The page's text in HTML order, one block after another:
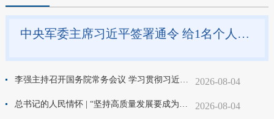
中央军委主席习近平签署通令 给1名个人记功
李强主持召开国务院常务会议 学习贯彻习近平总书记关于上半年经济形势和做好下半年经济工作的重要讲话精神 2026-08-04
总书记的人民情怀 | “坚持高质量发展要成为领导干部政绩观的重要内容” 2026-08-04